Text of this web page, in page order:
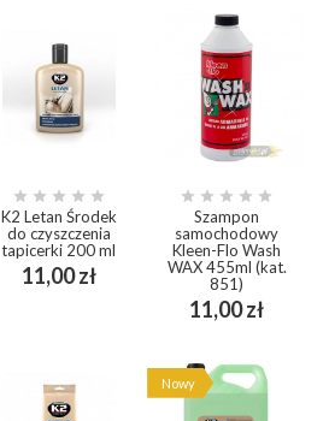
    
K2 Letan Środek
do czyszczenia
tapicerki 200 ml
11,00 złCena
    
Szampon
samochodowy
Kleen-Flo Wash
WAX 455ml (kat.
851)
11,00 złCena
Nowy